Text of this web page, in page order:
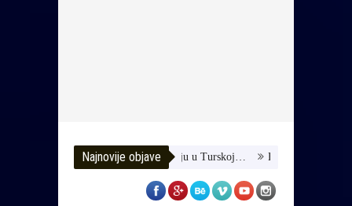
Najnovije objave
joj da dobije terapiju u Turskoj… HUSE TATAREVIĆ